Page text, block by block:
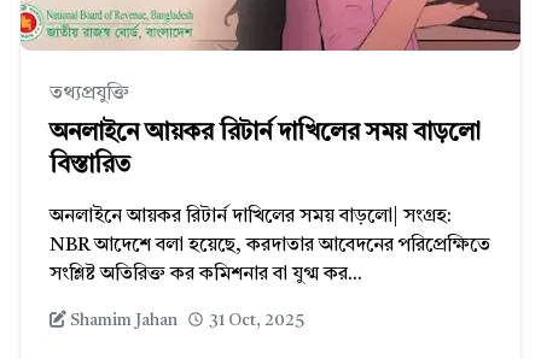
তথ্যপ্রযুক্তি
অনলাইনে আয়কর রিটার্ন দাখিলের সময় বাড়লো
বিস্তারিত
অনলাইনে আয়কর রিটার্ন দাখিলের সময় বাড়লো| সংগ্রহ:
NBR আদেশে বলা হয়েছে, করদাতার আবেদনের পরিপ্রেক্ষিতে
সংশ্লিষ্ট অতিরিক্ত কর কমিশনার বা যুগ্ম কর...
Shamim Jahan 31 Oct, 2025